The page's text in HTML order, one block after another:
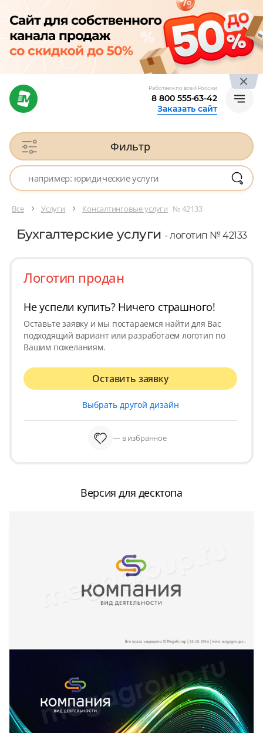
Работаем по всей России
8 800 555-63-42
Заказать сайт
Фильтр
Все Услуги Консалтинговые услуги № 42133
Бухгалтерские услуги - логотип № 42133
Логотип продан
Не успели купить? Ничего страшного!
Оставьте заявку и мы постараемся найти для Вас
подходящий вариант или разработаем логотип по
Вашим пожеланиям.
Оставить заявку
Выбрать другой дизайн
— в избранное
Версия для десктопа